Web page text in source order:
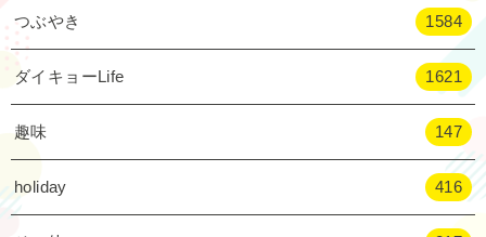
つぶやき 1584
ダイキョーLife 1621
趣味 147
holiday 416